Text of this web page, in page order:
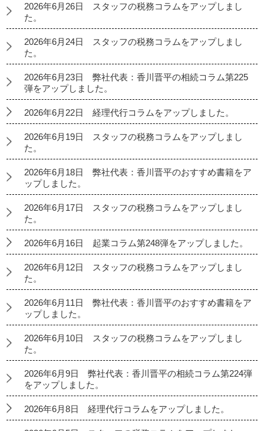
2026年6月26日 スタッフの税務コラムをアップしまし
た。
2026年6月24日 スタッフの税務コラムをアップしまし
た。
2026年6月23日 弊社代表：香川晋平の相続コラム第225
弾をアップしました。
2026年6月22日 経理代行コラムをアップしました。
2026年6月19日 スタッフの税務コラムをアップしまし
た。
2026年6月18日 弊社代表：香川晋平のおすすめ書籍をア
ップしました。
2026年6月17日 スタッフの税務コラムをアップしまし
た。
2026年6月16日 起業コラム第248弾をアップしました。
2026年6月12日 スタッフの税務コラムをアップしまし
た。
2026年6月11日 弊社代表：香川晋平のおすすめ書籍をア
ップしました。
2026年6月10日 スタッフの税務コラムをアップしまし
た。
2026年6月9日 弊社代表：香川晋平の相続コラム第224弾
をアップしました。
2026年6月8日 経理代行コラムをアップしました。